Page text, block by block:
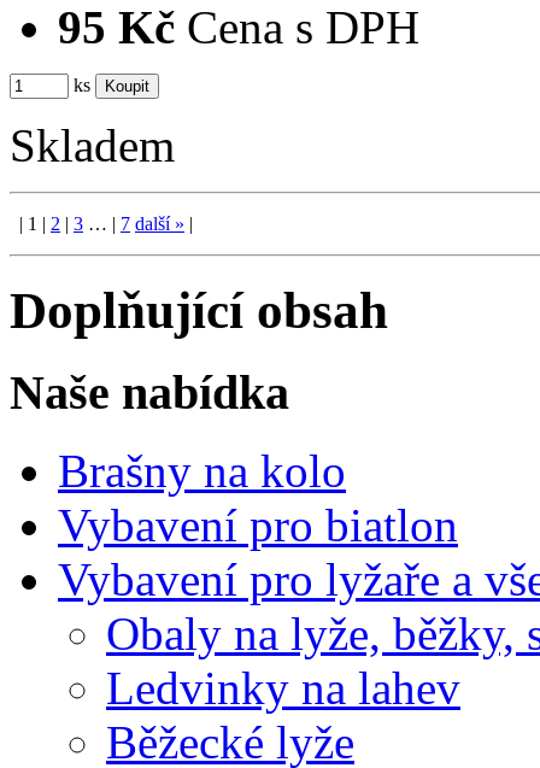
95 Kč Cena s DPH
ks
Skladem
| 1 | 2 | 3 … | 7 další» |
Doplňující obsah
Naše nabídka
Brašny na kolo
Vybavení pro biatlon
Vybavení pro lyžaře a
Obaly na lyže, běžky,
Ledvinky na lahev
Běžecké lyže